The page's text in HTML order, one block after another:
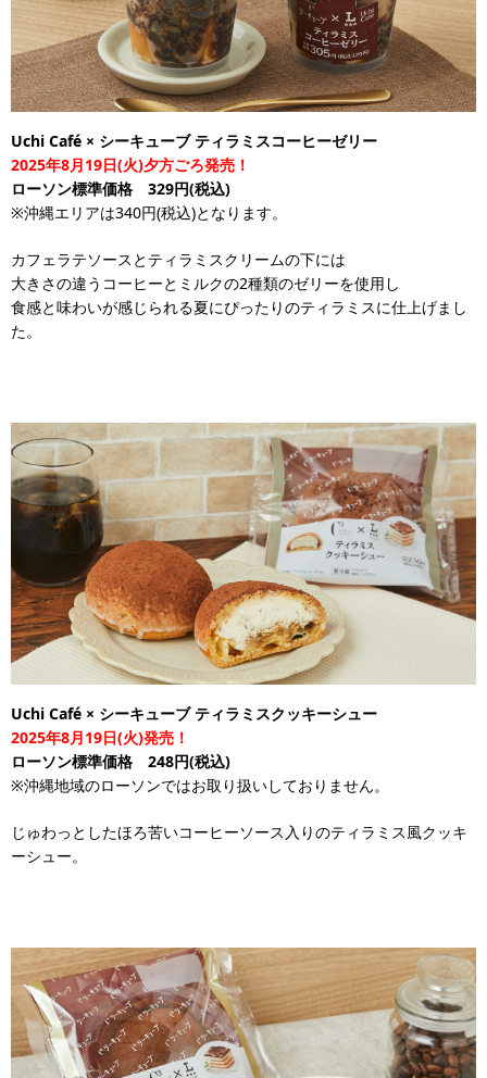
Uchi Café × シーキューブ ティラミスコーヒーゼリー
2025年8月19日(火)夕方ごろ発売！
ローソン標準価格 329円(税込)
※沖縄エリアは340円(税込)となります。
カフェラテソースとティラミスクリームの下には
大きさの違うコーヒーとミルクの2種類のゼリーを使用し
食感と味わいが感じられる夏にぴったりのティラミスに仕上げまし
た。
Uchi Café × シーキューブ ティラミスクッキーシュー
2025年8月19日(火)発売！
ローソン標準価格 248円(税込)
※沖縄地域のローソンではお取り扱いしておりません。
じゅわっとしたほろ苦いコーヒーソース入りのティラミス風クッキ
ーシュー。